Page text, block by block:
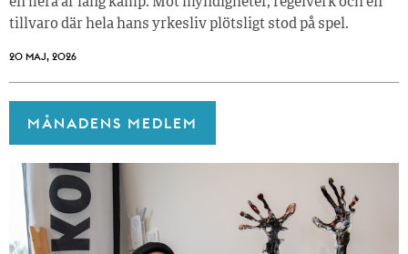
tillvaro där hela hans yrkesliv plötsligt stod på spel.
20 MAJ, 2026
MÅNADENS MEDLEM